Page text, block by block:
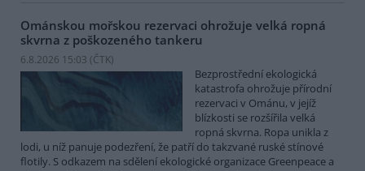
Ománskou mořskou rezervaci ohrožuje velká ropná
skvrna z poškozeného tankeru
6.8.2026 15:03 (ČTK)
Bezprostřední ekologická
katastrofa ohrožuje přírodní
rezervaci v Ománu, v jejíž
blízkosti se rozšířila velká
ropná skvrna. Ropa unikla z
lodi, u níž panuje podezření, že patří do takzvané ruské stínové
flotily. S odkazem na sdělení ekologické organizace Greenpeace a